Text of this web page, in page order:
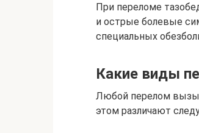
При переломе
и острые болевые
специальных
Какие виды
Любой перелом
этом различают